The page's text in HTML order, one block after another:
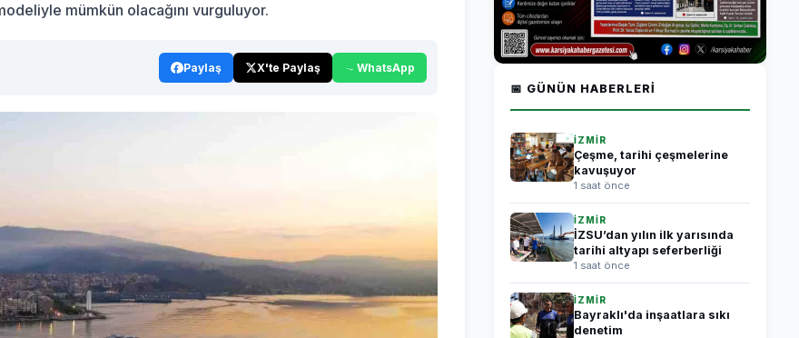
mümkün olacağını vurguluyor.
Paylaş X'te Paylaş WhatsApp
📅 GÜNÜN HABERLERI
İZMİR
Çeşme, tarihi çeşmelerine
kavuşuyor
1 saat önce
İZMİR
İZSU’dan yılın ilk yarısında
tarihi altyapı seferberliği
1 saat önce
İZMİR
Bayraklı'da inşaatlara sıkı
denetim